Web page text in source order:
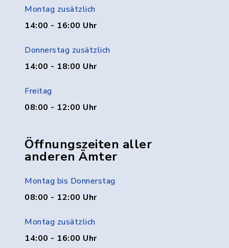
Montag zusätzlich
14:00 - 16:00 Uhr
Donnerstag zusätzlich
14:00 - 18:00 Uhr
Freitag
08:00 - 12:00 Uhr
Öffnungszeiten aller
anderen Ämter
Montag bis Donnerstag
08:00 - 12:00 Uhr
Montag zusätzlich
14:00 - 16:00 Uhr